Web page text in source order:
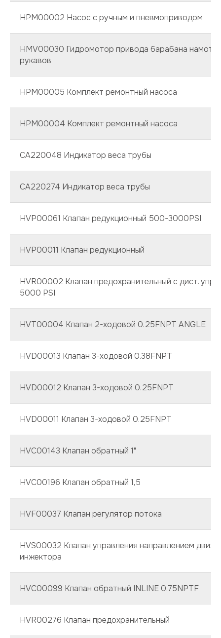
HPM00002 Насос с ручным и пневмоприводом
HMV00030 Гидромотор привода барабана намотки
рукавов
HPM00005 Комплект ремонтный насоса
HPM00004 Комплект ремонтный насоса
CA220048 Индикатор веса трубы
CA220274 Индикатор веса трубы
HVP00061 Клапан редукционный 500-3000PSI
HVP00011 Клапан редукционный
HVR00002 Клапан предохранительный с дист.
5000 PSI
HVT00004 Клапан 2-ходовой 0.25FNPT ANGLE
HVD00013 Клапан 3-ходовой 0.38FNPT
HVD00012 Клапан 3-ходовой 0.25FNPT
HVD00011 Клапан 3-ходовой 0.25FNPT
HVC00143 Клапан обратный 1"
HVC00196 Клапан обратный 1,5
HVF00037 Клапан регулятор потока
HVS00032 Клапан управления направлением
инжектора
HVC00099 Клапан обратный INLINE 0.75NPTF
HVR00276 Клапан предохранительный